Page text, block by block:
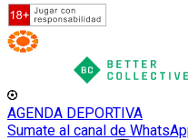
AGENDA DEPORTIVA
Sumate al canal de